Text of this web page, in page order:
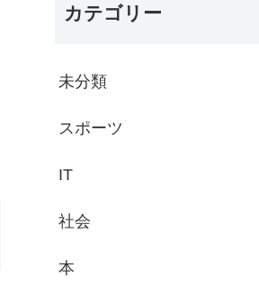
カテゴリー
未分類
スポーツ
IT
社会
本